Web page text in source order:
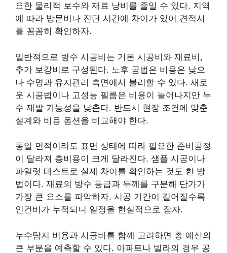
요한 물리적 보수와 재료 낭비를 줄일 수 있다. 지역
에 따라 방문비나 진단 시간에 차이가 있어 견적서
를 꼼꼼히 확인하자.
일반적으로 방수 시공비는 기본 시공비와 재료비,
추가 보강비로 구성된다. 노후 공법은 비용은 낮으
나 수명과 유지관리 측면에서 불리할 수 있다. 새로
운 시공법이나 고성능 필름은 비용이 늘어나지만 누
수 재발 가능성을 낮춘다. 반드시 현장 조건에 맞춘
설계와 비용 옵션을 비교해야 한다.
동일 면적이라도 표면 상태에 따라 필요한 준비공정
이 달라져 총비용이 크게 달라진다. 샘플 시공이나
파일럿 테스트로 실제 차이를 확인하는 것도 한 방
법이다. 재료의 방수 등급과 두께를 구분해 단가가
가장 큰 요소를 파악하자. 시공 기간이 길어질수록
인건비가 누적되니 일정을 현실적으로 잡자.
누수탐지 비용과 시공비를 함께 고려하면 총 예산의
큰 부분을 예측할 수 있다. 아파트나 빌라의 경우 공